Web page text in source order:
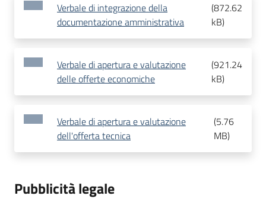
Verbale di integrazione della
documentazione amministrativa
(872.62
kB)
Verbale di apertura e valutazione
delle offerte economiche
(921.24
kB)
Verbale di apertura e valutazione
dell'offerta tecnica
(5.76
MB)
Pubblicità legale